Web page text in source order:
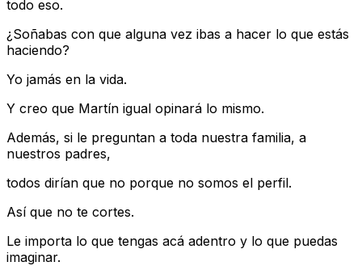
todo eso.
¿Soñabas con que alguna vez ibas a hacer lo que estás
haciendo?
Yo jamás en la vida.
Y creo que Martín igual opinará lo mismo.
Además, si le preguntan a toda nuestra familia, a
nuestros padres,
todos dirían que no porque no somos el perfil.
Así que no te cortes.
Le importa lo que tengas acá adentro y lo que puedas
imaginar.